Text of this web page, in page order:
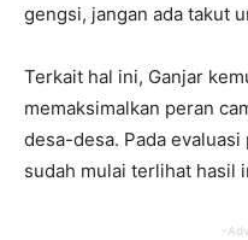
gengsi, jangan ada takut
Terkait hal ini, Ganjar
memaksimalkan peran
desa-desa. Pada
sudah mulai terlihat hasil
-